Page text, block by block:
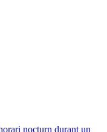
nocturn durant un